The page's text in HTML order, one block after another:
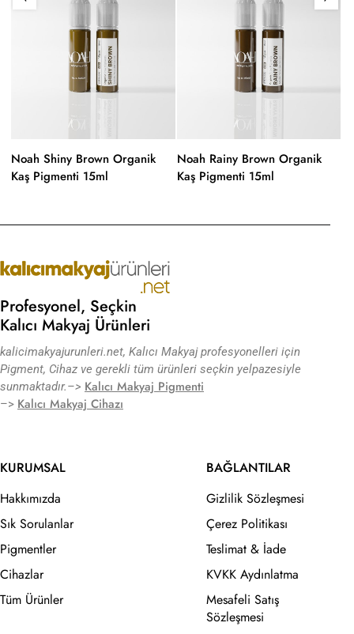
Noah Shiny Brown Organik
Kaş Pigmenti 15ml
Noah Rainy Brown Organik
Kaş Pigmenti 15ml
Profesyonel, Seçkin
Kalıcı Makyaj Ürünleri
kalicimakyajurunleri.net, Kalıcı Makyaj profesyonelleri için
Pigment, Cihaz ve gerekli tüm ürünleri seçkin yelpazesiyle
sunmaktadır.–> Kalıcı Makyaj Pigmenti
–> Kalıcı Makyaj Cihazı
KURUMSAL
Hakkımızda
Sık Sorulanlar
Pigmentler
Cihazlar
Tüm Ürünler
BAĞLANTILAR
Gizlilik Sözleşmesi
Çerez Politikası
Teslimat & İade
KVKK Aydınlatma
Mesafeli Satış
Sözleşmesi